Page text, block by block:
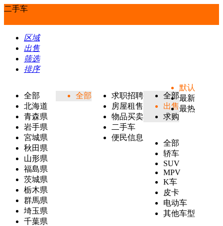
二手车
区域
出售
筛选
排序
全部
北海道
青森県
岩手県
宮城県
秋田県
山形県
福島県
茨城県
栃木県
群馬県
埼玉県
千葉県
全部
求职招聘
房屋租售
物品买卖
二手车
便民信息
全部
出售
求购
全部
轿车
SUV
MPV
K车
皮卡
电动车
其他车型
默认
最新
最热